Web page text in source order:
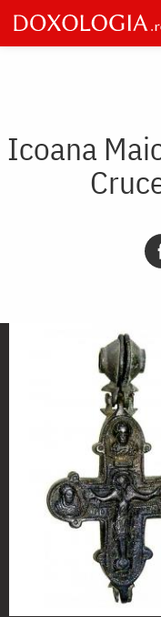
Skip
to
main
Icoana